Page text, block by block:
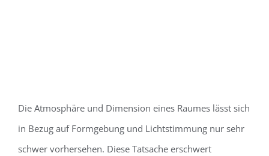
Die Atmosphäre und Dimension eines Raumes lässt sich
in Bezug auf Formgebung und Lichtstimmung nur sehr
schwer vorhersehen. Diese Tatsache erschwert